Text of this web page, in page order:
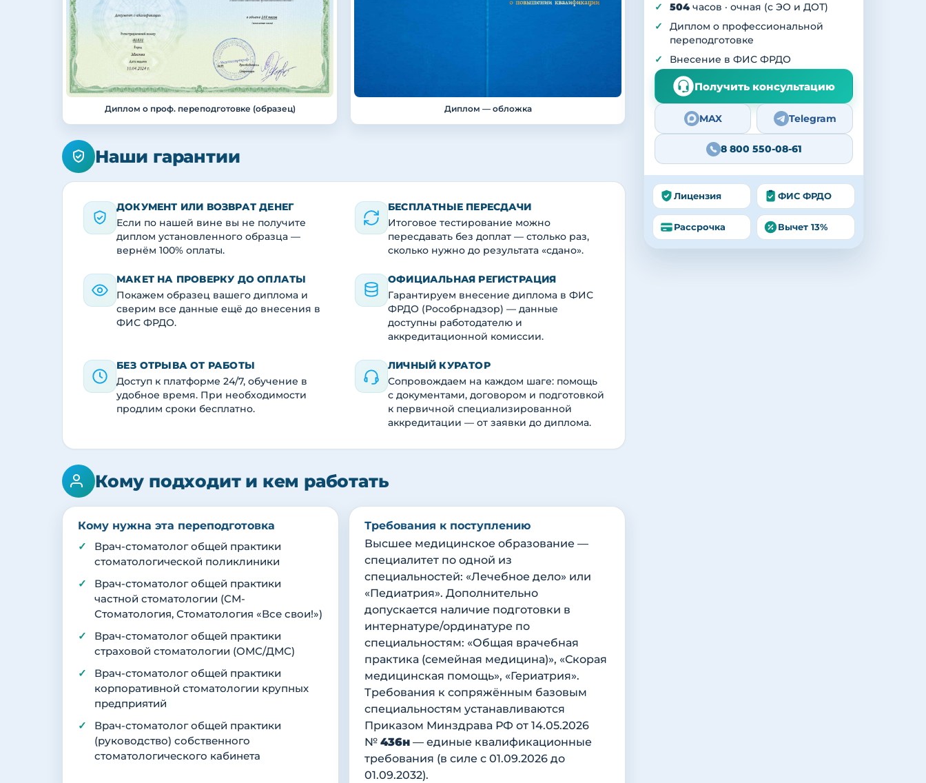
Диплом о проф. переподготовке (образец) Диплом — обложка
Наши гарантии
ДОКУМЕНТ ИЛИ ВОЗВРАТ ДЕНЕГ
Если по нашей вине вы не получите
диплом установленного образца —
вернём 100% оплаты.
БЕСПЛАТНЫЕ ПЕРЕСДАЧИ
Итоговое тестирование можно
пересдавать без доплат — столько раз,
сколько нужно до результата «сдано».
МАКЕТ НА ПРОВЕРКУ ДО ОПЛАТЫ
Покажем образец вашего диплома и
сверим все данные ещё до внесения в
ФИС ФРДО.
ОФИЦИАЛЬНАЯ РЕГИСТРАЦИЯ
Гарантируем внесение диплома в ФИС
ФРДО (Рособрнадзор) — данные
доступны работодателю и
аккредитационной комиссии.
БЕЗ ОТРЫВА ОТ РАБОТЫ
Доступ к платформе 24/7, обучение в
удобное время. При необходимости
продлим сроки бесплатно.
ЛИЧНЫЙ КУРАТОР
Сопровождаем на каждом шаге: помощь
с документами, договором и подготовкой
к первичной специализированной
аккредитации — от заявки до диплома.
Кому подходит и кем работать
Кому нужна эта переподготовка
Врач-стоматолог общей практики
стоматологической поликлиники
Врач-стоматолог общей практики
частной стоматологии (СМ-
Стоматология, Стоматология «Все свои!»)
Врач-стоматолог общей практики
страховой стоматологии (ОМС/ДМС)
Врач-стоматолог общей практики
корпоративной стоматологии крупных
предприятий
Врач-стоматолог общей практики
(руководство) собственного
стоматологического кабинета
Требования к поступлению
Высшее медицинское образование —
специалитет по одной из
специальностей: «Лечебное дело» или
«Педиатрия». Дополнительно
допускается наличие подготовки в
интернатуре/ординатуре по
специальностям: «Общая врачебная
практика (семейная медицина)», «Скорая
медицинская помощь», «Гериатрия».
Требования к сопряжённым базовым
специальностям устанавливаются
Приказом Минздрава РФ от 14.05.2026
№ 436н — единые квалификационные
требования (в силе с 01.09.2026 до
01.09.2032).
504 часов · очная (с ЭО и ДОТ)
Диплом о профессиональной
переподготовке
Внесение в ФИС ФРДО
Получить консультацию
MAX Telegram
8 800 550-08-61
Лицензия ФИС ФРДО
Рассрочка Вычет 13%